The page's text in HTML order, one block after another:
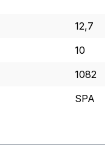
12,7
10
1082
SPA